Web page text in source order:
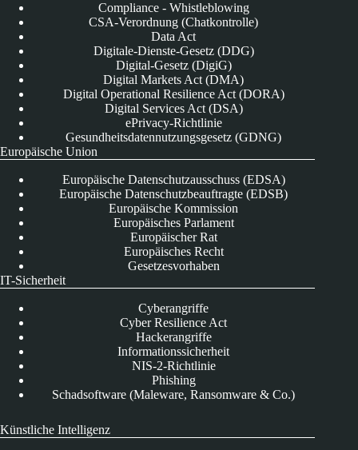
Compliance - Whistleblowing
CSA-Verordnung (Chatkontrolle)
Data Act
Digitale-Dienste-Gesetz (DDG)
Digital-Gesetz (DigiG)
Digital Markets Act (DMA)
Digital Operational Resilience Act (DORA)
Digital Services Act (DSA)
ePrivacy-Richtlinie
Gesundheitsdatennutzungsgesetz (GDNG)
Europäische Union
Europäische Datenschutzausschuss (EDSA)
Europäische Datenschutzbeauftragte (EDSB)
Europäische Kommission
Europäisches Parlament
Europäischer Rat
Europäisches Recht
Gesetzesvorhaben
IT-Sicherheit
Cyberangriffe
Cyber Resilience Act
Hackerangriffe
Informationssicherheit
NIS-2-Richtlinie
Phishing
Schadsoftware (Maleware, Ransomware & Co.)
Künstliche Intelligenz